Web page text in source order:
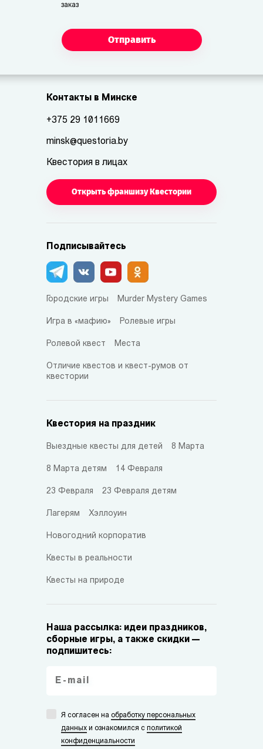
заказ
Отправить
Контакты в Минске
+375 29 1011669
minsk@questoria.by
Квестория в лицах
Открыть франшизу Квестории
Подписывайтесь
Городские игры Murder Mystery Games
Игра в «мафию» Ролевые игры
Ролевой квест Места
Отличие квестов и квест-румов от
квестории
Квестория на праздник
Выездные квесты для детей 8 Марта
8 Марта детям 14 Февраля
23 Февраля 23 Февраля детям
Лагерям Хэллоуин
Новогодний корпоратив
Квесты в реальности
Квесты на природе
Наша рассылка: идеи праздников,
сборные игры, а также скидки —
подпишитесь:
Я согласен на обработку персональных
данных и ознакомился с политикой
конфиденциальности